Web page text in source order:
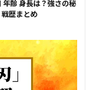
年齢 身長は？強さの秘
歴まとめ